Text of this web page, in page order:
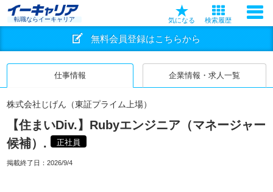
転職ならイーキャリア 気になる 検索履歴
無料会員登録はこちらから
仕事情報 企業情報・求人一覧
株式会社じげん（東証プライム上場）
【住まいDiv.】Rubyエンジニア（マネージャー
候補）.
正社員
掲載終了日： 2026/9/4